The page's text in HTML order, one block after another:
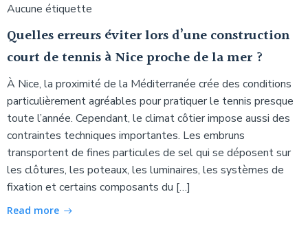
Aucune étiquette
Quelles erreurs éviter lors d’une construction
court de tennis à Nice proche de la mer ?
À Nice, la proximité de la Méditerranée crée des conditions
particulièrement agréables pour pratiquer le tennis presque
toute l’année. Cependant, le climat côtier impose aussi des
contraintes techniques importantes. Les embruns
transportent de fines particules de sel qui se déposent sur
les clôtures, les poteaux, les luminaires, les systèmes de
fixation et certains composants du […]
Read more